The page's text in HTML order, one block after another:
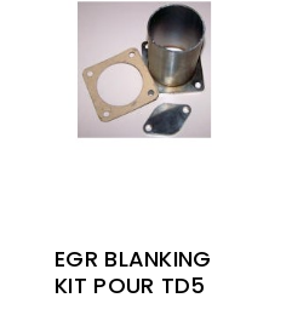
EGR BLANKING
KIT POUR TD5